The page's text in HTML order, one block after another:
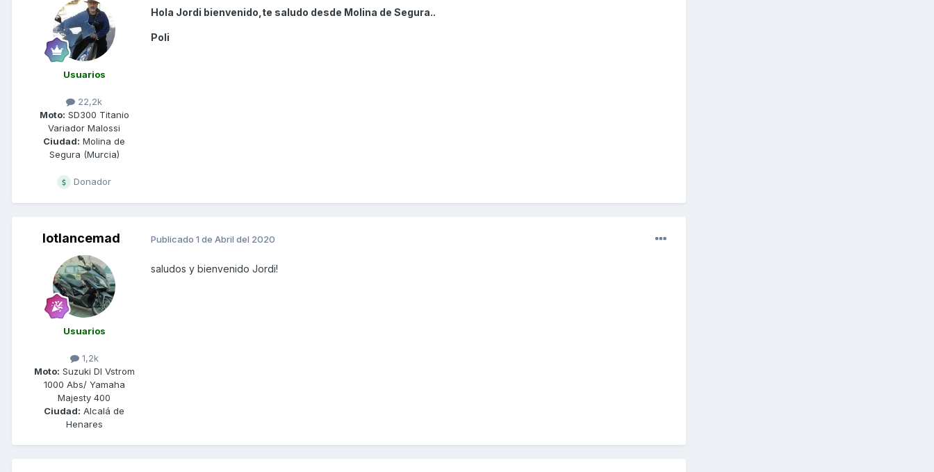
Usuarios
22,2k
Moto: SD300 Titanio
Variador Malossi
Ciudad: Molina de
Segura (Murcia)
Donador
Hola Jordi bienvenido,te saludo desde Molina de Segura..
Poli
lotlancemad
Usuarios
1,2k
Moto: Suzuki Dl Vstrom
1000 Abs/ Yamaha
Majesty 400
Ciudad: Alcalá de
Henares
Publicado 1 de Abril del 2020
saludos y bienvenido Jordi!